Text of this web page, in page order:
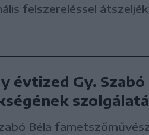
felszereléssel
évtized Gy. Szabó
Béla